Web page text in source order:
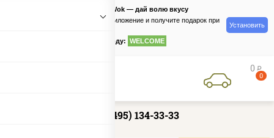
PizzaSushiWok — дай волю вкусу
Скачайте приложение и получите подарок при
по промокоду: WELCOME
Установить
0 руб
0
+7 (495) 134-33-33